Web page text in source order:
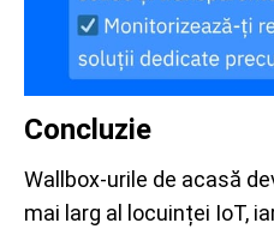
Concluzie
Wallbox-urile de acasă
mai larg al locuinței IoT,